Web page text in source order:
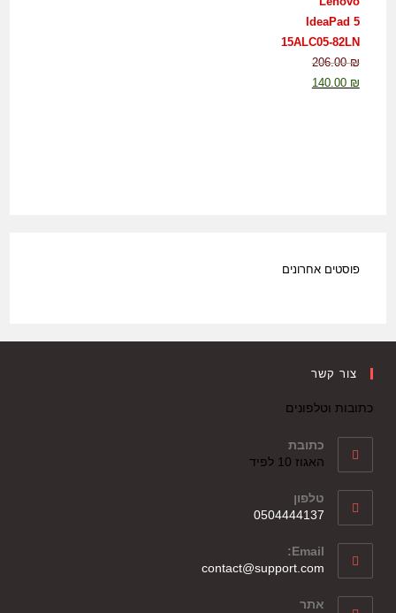
IdeaPad 5
15ALC05-82LN
206.00₪
140.00 ₪
פוסטים אחרונים
צור קשר
כתובות וטלפונים
כתובת
האגוז 10 לפיד
טלפון
0504444137
Email:
contact@support.com
אתר